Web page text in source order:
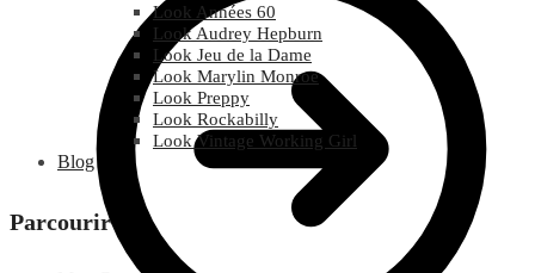
Look Années 60
Look Audrey Hepburn
Look Jeu de la Dame
Look Marylin Monroe
Look Preppy
Look Rockabilly
Look Vintage Working Girl
Blog
Parcourir